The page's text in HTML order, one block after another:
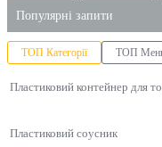
Популярні запити
пакети оптом купити
купити пластикові
миючий засіб для
ТОП Категорії ТОП
Пластиковий контейнер для
Пластиковий соусник